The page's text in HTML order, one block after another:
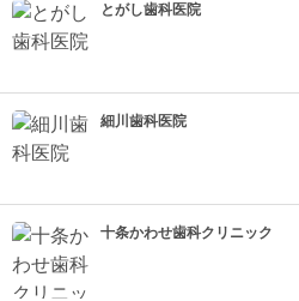
とがし歯科医院
細川歯科医院
十条かわせ歯科クリニック